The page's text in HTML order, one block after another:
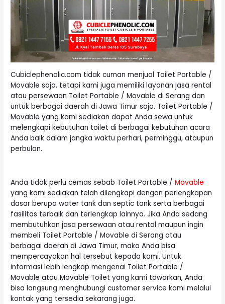
Cubiclephenolic.com tidak cuman menjual Toilet Portable /
Movable saja, tetapi kami juga memiliki layanan jasa rental
atau persewaan Toilet Portable / Movable di Serang dan
untuk berbagai daerah di Jawa Timur saja. Toilet Portable /
Movable yang kami sediakan dapat Anda sewa untuk
melengkapi kebutuhan toilet di berbagai kebutuhan acara
Anda baik dalam jangka waktu perhari, perminggu, ataupun
perbulan.
Anda tidak perlu cemas sebab Toilet Portable /Movable
yang kami sediakan telah dilengkapi dengan perlengkapan
dasar berupa water tank dan septic tank serta berbagai
fasilitas terbaik dan terlengkap lainnya. Jika Anda sedang
membutuhkan jasa persewaan atau rental maupun ingin
membeli Toilet Portable / Movable di Serang atau
berbagai daerah di Jawa Timur, maka Anda bisa
mempercayakan hal tersebut kepada kami. Untuk
informasi lebih lengkap mengenai Toilet Portable /
Movable atau Movable Toilet yang kami tawarkan, Anda
bisa langsung menghubungi customer service kami melalui
kontak yang tersedia sekarang juga.